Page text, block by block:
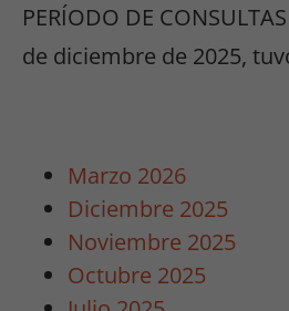
PERÍODO DE
de diciembre de 2025,
Marzo 2026
Diciembre 2025
Noviembre 2025
Octubre 2025